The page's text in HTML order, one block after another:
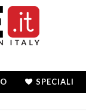
SPECIALI